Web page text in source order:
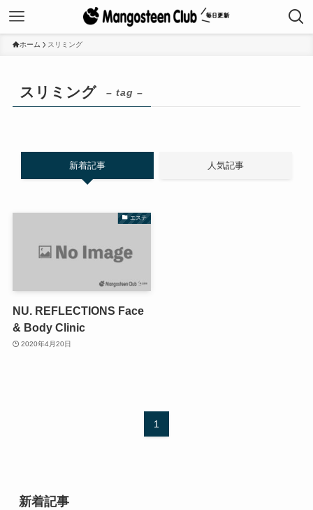
ホーム スリミング
スリミング – tag –
新着記事 人気記事
エステ
NU. REFLECTIONS Face
& Body Clinic
2020年4月20日
1
新着記事